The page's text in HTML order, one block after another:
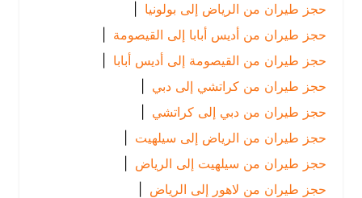
حجز طيران من الرياض إلى بولونيا
|
حجز طيران من أديس أبابا إلى القيصومة |
حجز طيران من القيصومة إلى أديس أبابا |
حجز طيران من كراتشي إلى دبي |
حجز طيران من دبي إلى كراتشي |
حجز طيران من الرياض إلى سيلهيت |
حجز طيران من سيلهيت إلى الرياض
|
حجز طيران من لاهور إلى الرياض
|